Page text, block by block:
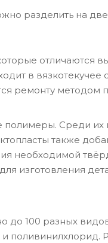
разделить на
отличаются
в
ремонту методом
полимеры. Среди
также
необходимой
изготовления
100 разных
поливинилхлорид.